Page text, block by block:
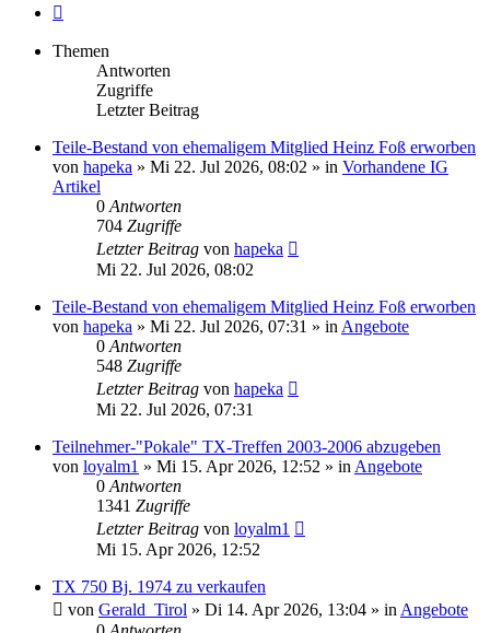
Themen
Antworten
Zugriffe
Letzter Beitrag
Teile-Bestand von ehemaligem Mitglied Heinz Foß erworben
von hapeka » Mi 22. Jul 2026, 08:02 » in Vorhandene IG
Artikel
0 Antworten
704 Zugriffe
Letzter Beitrag von hapeka
Mi 22. Jul 2026, 08:02
Teile-Bestand von ehemaligem Mitglied Heinz Foß erworben
von hapeka » Mi 22. Jul 2026, 07:31 » in Angebote
0 Antworten
548 Zugriffe
Letzter Beitrag von hapeka
Mi 22. Jul 2026, 07:31
Teilnehmer-"Pokale" TX-Treffen 2003-2006 abzugeben
von loyalm1 » Mi 15. Apr 2026, 12:52 » in Angebote
0 Antworten
1341 Zugriffe
Letzter Beitrag von loyalm1
Mi 15. Apr 2026, 12:52
TX 750 Bj. 1974 zu verkaufen
von Gerald_Tirol » Di 14. Apr 2026, 13:04 » in Angebote